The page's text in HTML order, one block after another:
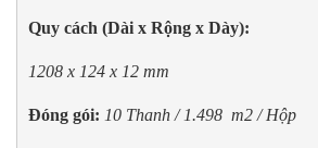
Quy cách (Dài x Rộng x Dày):
1208 x 124 x 12 mm
Đóng gói: 10 Thanh / 1.498  m2 / Hộp